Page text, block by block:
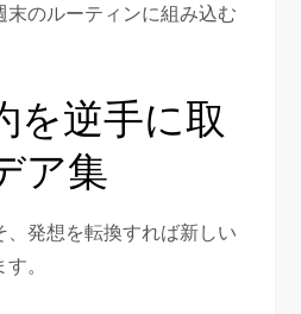
末のルーティンに組み込む
を逆手に取
ア集
発想を転換すれば新しい
。